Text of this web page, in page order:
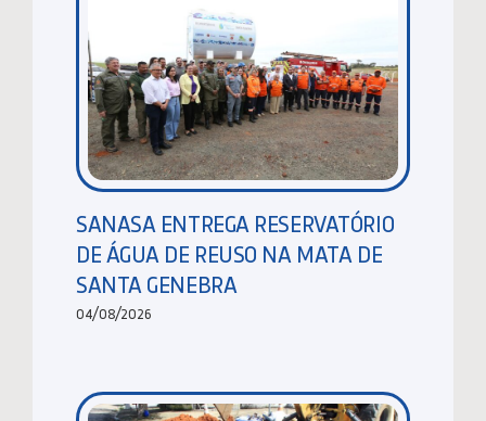
SANASA ENTREGA RESERVATÓRIO
DE ÁGUA DE REUSO NA MATA DE
SANTA GENEBRA
04/08/2026